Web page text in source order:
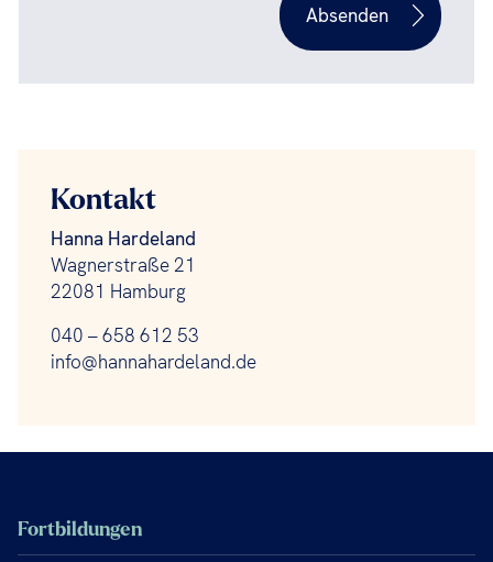
Kontakt
Hanna Hardeland
Wagnerstraße 21
22081 Hamburg
040 – 658 612 53
info@hannahardeland.de
Fortbildungen